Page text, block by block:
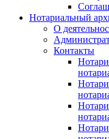
Нотариальный
О
Контакты